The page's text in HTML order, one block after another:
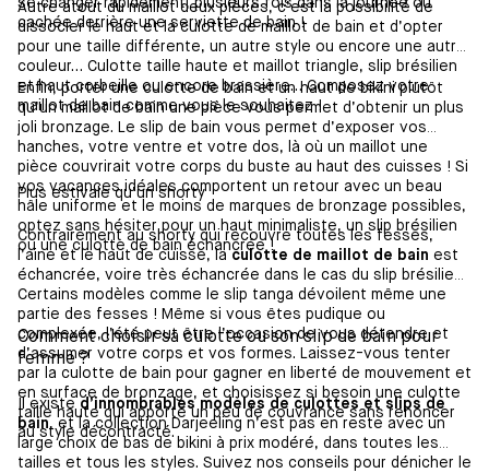
se changer rapidement, plusieurs fois dans la journée ou
cachée derrière une serviette de bain !
Autre atout du maillot deux pièces, c’est la possibilité de
dissocier le haut et la culotte de maillot de bain et d’opter
pour une taille différente, un autre style ou encore une autre
couleur… Culotte taille haute et maillot triangle, slip brésilien
et haut corbeille ou encore brassière… Composez votre
maillot de bain comme vous le souhaitez !
Enfin, porter une culotte de bain et un haut de bikini plutôt
qu’un maillot de bain une pièce vous permet d’obtenir un plus
joli bronzage. Le slip de bain vous permet d’exposer vos
hanches, votre ventre et votre dos, là où un maillot une
pièce couvrirait votre corps du buste au haut des cuisses ! Si
vos vacances idéales comportent un retour avec un beau
hâle uniforme et le moins de marques de bronzage possibles,
optez sans hésiter pour un haut minimaliste, un slip brésilien
ou une culotte de bain échancrée !
Plus estivale qu’un shorty
Contrairement au shorty qui recouvre toutes les fesses,
l’aine et le haut de cuisse, la culotte de maillot de bain est
échancrée, voire très échancrée dans le cas du slip brésilien.
Certains modèles comme le slip tanga dévoilent même une
partie des fesses ! Même si vous êtes pudique ou
complexée, l’été peut être l’occasion de vous détendre et
d’assumer votre corps et vos formes. Laissez-vous tenter
par la culotte de bain pour gagner en liberté de mouvement et
en surface de bronzage, et choisissez si besoin une culotte
taille haute qui apporte un peu de couvrance sans renoncer
au style décontracté.
Comment choisir sa culotte ou son slip de bain pour
femme ?
Il existe d’innombrables modèles de culottes et slips de
bain, et la collection Darjeeling n’est pas en reste avec un
large choix de bas de bikini à prix modéré, dans toutes les
tailles et tous les styles. Suivez nos conseils pour dénicher le